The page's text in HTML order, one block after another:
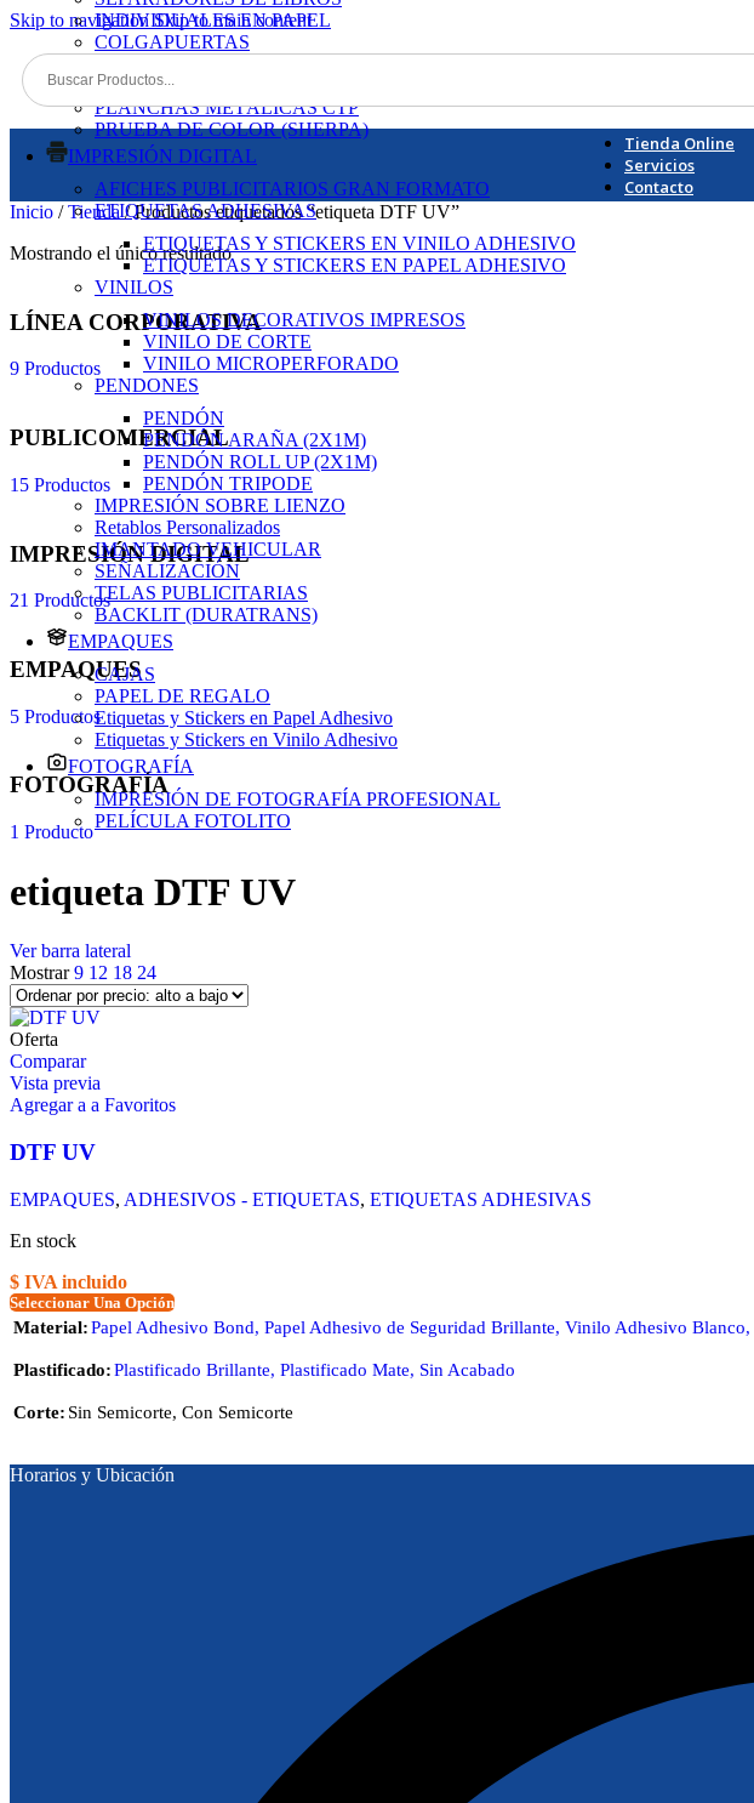
Skip to navigationSkip to main content
INDIVIDUALES EN PAPEL
COLGAPUERTAS
POSAVASOS PERSONALIZADOS
PLANCHAS METÁLICAS CTP
PRUEBA DE COLOR (SHERPA)
IMPRESIÓN DIGITAL
AFICHES PUBLICITARIOS GRAN FORMATO
ETIQUETAS ADHESIVAS
ETIQUETAS Y STICKERS EN VINILO ADHESIVO
ETIQUETAS Y STICKERS EN PAPEL ADHESIVO
VINILOS
VINILOS DECORATIVOS IMPRESOS
VINILO DE CORTE
VINILO MICROPERFORADO
PENDONES
PENDÓN
PENDÓN ARAÑA (2X1M)
PENDÓN ROLL UP (2X1M)
PENDÓN TRIPODE
IMPRESIÓN SOBRE LIENZO
Retablos Personalizados
IMANTADO VEHICULAR
SEÑALIZACIÓN
TELAS PUBLICITARIAS
BACKLIT (DURATRANS)
EMPAQUES
CAJAS
PAPEL DE REGALO
Etiquetas y Stickers en Papel Adhesivo
Etiquetas y Stickers en Vinilo Adhesivo
FOTOGRAFÍA
IMPRESIÓN DE FOTOGRAFÍA PROFESIONAL
PELÍCULA FOTOLITO
Tienda Online
Servicios
Contacto
Inicio / Tienda/ Productos etiquetados “etiqueta DTF UV”
Mostrando el único resultado
LÍNEA CORPORATIVA
9 Productos
PUBLICOMERCIAL
15 Productos
IMPRESIÓN DIGITAL
21 Productos
EMPAQUES
5 Productos
FOTOGRAFÍA
1 Producto
etiqueta DTF UV
Ver barra lateral
Mostrar9 12 18 24
Oferta
Comparar
Vista previa
Agregar a a Favoritos
DTF UV
EMPAQUES, ADHESIVOS - ETIQUETAS, ETIQUETAS ADHESIVAS
En stock
$ IVA incluido
Seleccionar Una Opción
Material Papel Adhesivo Bond, Papel Adhesivo de Seguridad Brillante, Vinilo Adhesivo Blanco,
Plastificado Plastificado Brillante, Plastificado Mate, Sin Acabado
Corte Sin Semicorte, Con Semicorte
Horarios y Ubicación